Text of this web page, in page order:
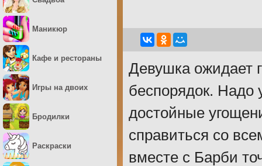
Девушка ожидает
беспорядок. Надо
достойные
справиться со
вместе с Барби
Маникюр
Кафе и рестораны
Игры на двоих
Бродилки
Раскраски